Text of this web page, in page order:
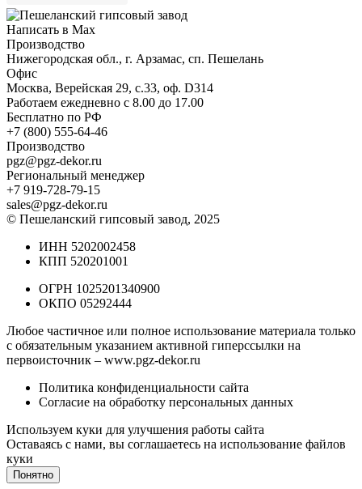
Написать в Max
Производство
Нижегородская обл., г. Арзамас, сп. Пешелань
Офис
Москва, Верейская 29, с.33, оф. D314
Работаем ежедневно с 8.00 до 17.00
Бесплатно по РФ
+7 (800) 555-64-46
Производство
pgz@pgz-dekor.ru
Региональный менеджер
+7 919-728-79-15
sales@pgz-dekor.ru
© Пешеланский гипсовый завод, 2025
ИНН 5202002458
КПП 520201001
ОГРН 1025201340900
ОКПО 05292444
Любое частичное или полное использование материала только
с обязательным указанием активной гиперссылки на
первоисточник – www.pgz-dekor.ru
Политика конфиденциальности сайта
Согласие на обработку персональных данных
Используем куки для улучшения работы сайта
Оставаясь с нами, вы соглашаетесь на использование файлов
куки
Понятно